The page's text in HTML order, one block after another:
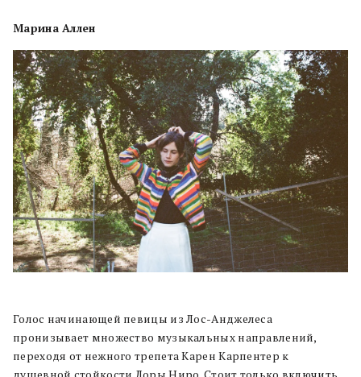
Марина Аллен
Голос начинающей певицы из Лос-Анджелеса
пронизывает множество музыкальных направлений,
переходя от нежного трепета Карен Карпентер к